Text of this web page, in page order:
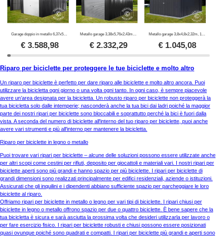
€3.588,98 € 2.332,29 € 1.045,08
Riparo per biciclette per proteggere le tue biciclette e molto altro
Un riparo per biciclette è perfetto per dare riparo alle biciclette e molto altro ancora. Puoi
utilizzare la bicicletta ogni giorno o una volta ogni tanto. In ogni caso, è sempre piacevole
avere un’area designata per la bicicletta. Un robusto riparo per biciclette non proteggerà la
tua bicicletta solo dalle intemperie; nasconderà anche la tua bici dai ladri poiché la maggior
parte dei nostri ripari per biciclette sono bloccabili e soprattutto perché la bici è fuori dalla
vista. A seconda del numero di biciclette all'interno del tuo riparo per biciclette, puoi anche
avere vari strumenti e più all'interno per mantenere la bicicletta.
Riparo per biciclette in legno o metallo
Puoi trovare vari ripari per biciclette – alcune delle soluzioni possono essere utilizzate anche
per altri scopi come cestini per rifiuti, deposito per giocattoli e materiali vari. I nostri ripari per
biciclette aperti sono più grandi e hanno spazio per più biciclette. I ripari per biciclette di
grandi dimensioni sono realizzati principalmente per edifici residenziali, aziende o istituzioni.
Assicurati che gli inquilini e i dipendenti abbiano sufficiente spazio per parcheggiare le loro
biciclette al riparo.
Offriamo ripari per biciclette in metallo o legno per vari tipi di biciclette. I ripari chiusi per
biciclette in legno o metallo offrono spazio per due o quattro biciclette. È bene sapere che la
tua bicicletta è sicura e sarà asciutta la prossima volta che desideri utilizzarla per lavoro o
per fare esercizio fisico. I ripari per biciclette robusti e chiusi possono essere posizionati
quasi ovunque poiché sono quadrati e compatti. I ripari per biciclette più grandi e aperti sono